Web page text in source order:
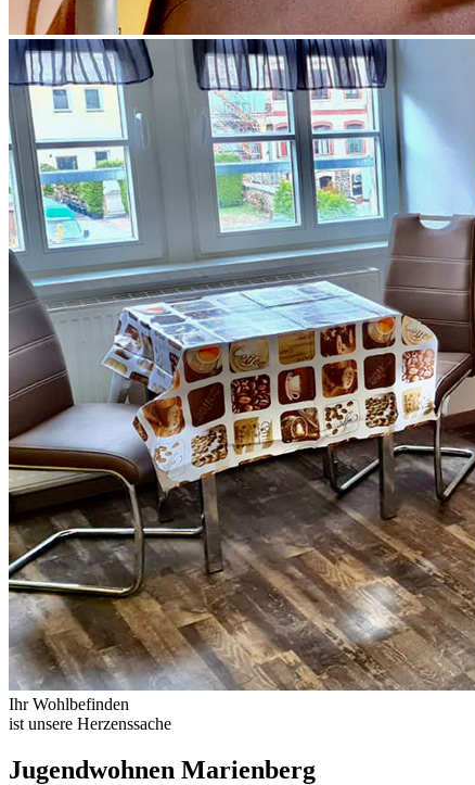
Ihr Wohlbefinden
ist unsere Herzenssache
Jugendwohnen Marienberg